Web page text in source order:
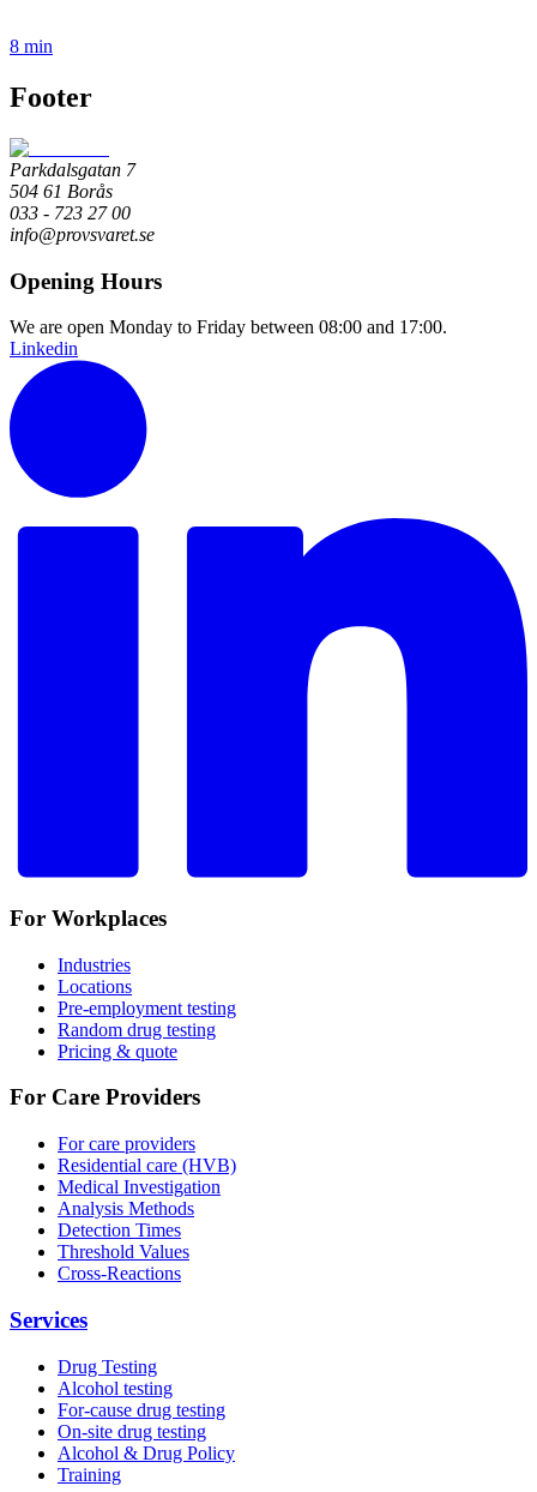
8 min
Footer
Parkdalsgatan 7
504 61 Borås
033 - 723 27 00
info@provsvaret.se
Opening Hours
We are open Monday to Friday between 08:00 and 17:00.
Linkedin
For Workplaces
Industries
Locations
Pre-employment testing
Random drug testing
Pricing & quote
For Care Providers
For care providers
Residential care (HVB)
Medical Investigation
Analysis Methods
Detection Times
Threshold Values
Cross-Reactions
Services
Drug Testing
Alcohol testing
For-cause drug testing
On-site drug testing
Alcohol & Drug Policy
Training